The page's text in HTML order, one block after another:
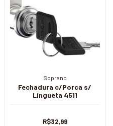
Soprano
Fechadura c/Porca s/
Lingueta 4511
R$32,99